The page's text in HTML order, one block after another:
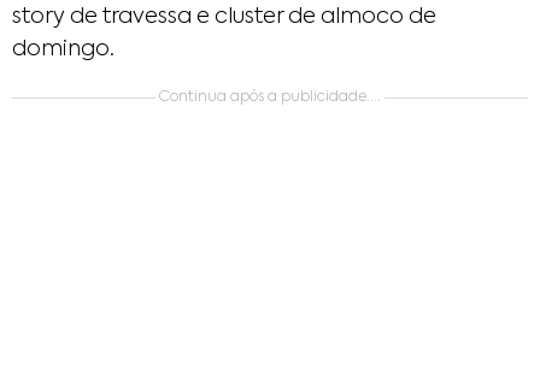
story de travessa e cluster de almoco de
domingo.
Continua após a publicidade....